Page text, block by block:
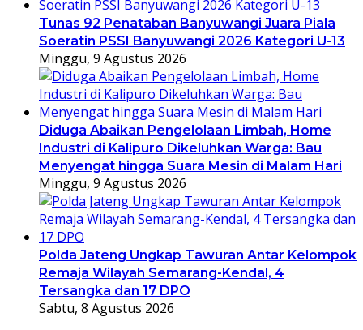
Tunas 92 Penataban Banyuwangi Juara Piala
Soeratin PSSI Banyuwangi 2026 Kategori U-13
Minggu, 9 Agustus 2026
Diduga Abaikan Pengelolaan Limbah, Home
Industri di Kalipuro Dikeluhkan Warga: Bau
Menyengat hingga Suara Mesin di Malam Hari
Minggu, 9 Agustus 2026
Polda Jateng Ungkap Tawuran Antar Kelompok
Remaja Wilayah Semarang-Kendal, 4
Tersangka dan 17 DPO
Sabtu, 8 Agustus 2026